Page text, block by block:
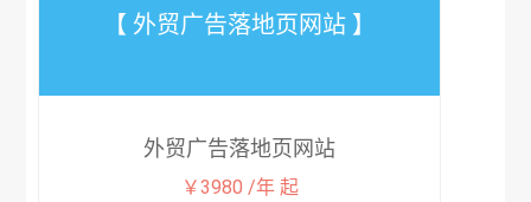
【 外贸广告落地页网站 】
外贸广告落地页网站
￥3980 /年 起